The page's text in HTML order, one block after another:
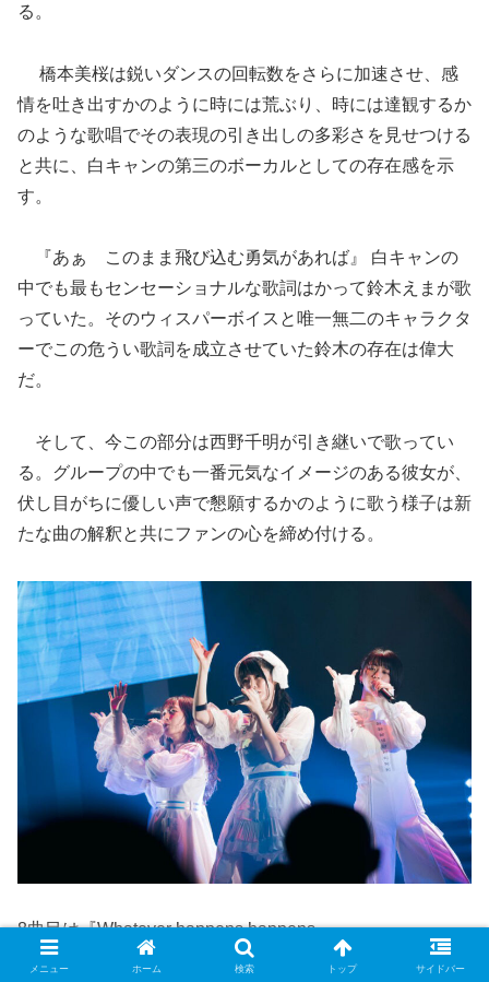
る。
橋本美桜は鋭いダンスの回転数をさらに加速させ、感
情を吐き出すかのように時には荒ぶり、時には達観するか
のような歌唱でその表現の引き出しの多彩さを見せつける
と共に、白キャンの第三のボーカルとしての存在感を示
す。
『あぁ このまま飛び込む勇気があれば』 白キャンの
中でも最もセンセーショナルな歌詞はかって鈴木えまが歌
っていた。そのウィスパーボイスと唯一無二のキャラクタ
ーでこの危うい歌詞を成立させていた鈴木の存在は偉大
だ。
そして、今この部分は西野千明が引き継いで歌ってい
る。グループの中でも一番元気なイメージのある彼女が、
伏し目がちに優しい声で懇願するかのように歌う様子は新
たな曲の解釈と共にファンの心を締め付ける。
8曲目は『Whatever happens,happens.』
メニュー ホーム 検索 トップ サイドバー